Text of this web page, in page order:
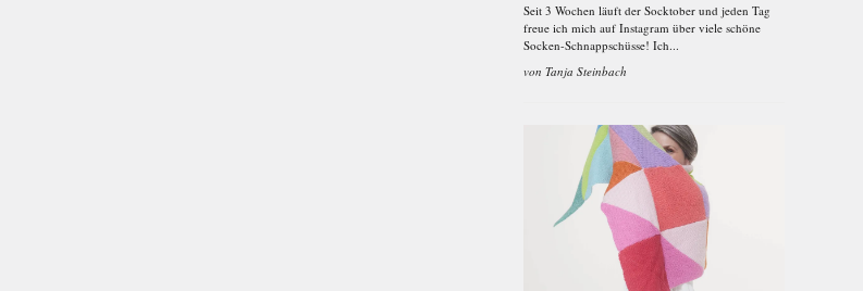
Seit 3 Wochen läuft der Socktober und jeden Tag
freue ich mich auf Instagram über viele schöne
Socken-Schnappschüsse! Ich...
von Tanja Steinbach